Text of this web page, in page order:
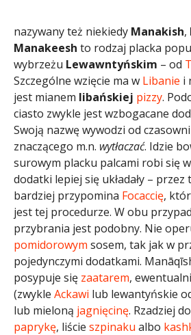
nazywany też niekiedy Manakish,
Manakeesh to rodzaj placka
wybrzeżu Lewawntyńskim – od
Szczególne wzięcie ma w Libanie i
jest mianem libańskiej pizzy.
ciasto zwykle jest wzbogacane
Swoją nazwę wywodzi od
znaczącego m.n. wytłaczać. Idzie
surowym placku palcami robi się
dodatki lepiej się układały –
bardziej przypomina Focaccię,
jest tej procedurze. W obu
przybrania jest podobny. Nie
pomidorowym sosem, tak jak w
pojedynczymi dodatkami.
posypuje się zaatarem,
(zwykle Ackawi lub lewantyńskie
lub mieloną jagnięcinę. Rzadziej
paprykę, liście szpinaku albo